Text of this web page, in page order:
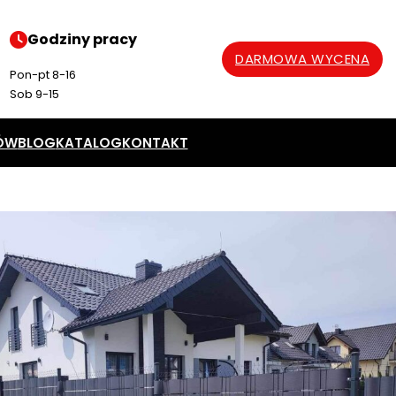
Godziny pracy
Pon-pt 8-16
Sob 9-15
DARMOWA WYCENA
BLOGKATALOGKONTAKT